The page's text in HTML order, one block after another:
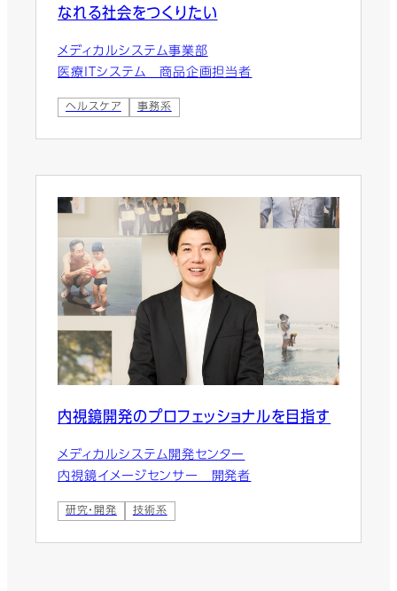
なれる社会をつくりたい
メディカルシステム事業部
医療ITシステム 商品企画担当者
ヘルスケア 事務系
内視鏡開発のプロフェッショナルを目指す
メディカルシステム開発センター
内視鏡イメージセンサー 開発者
研究・開発 技術系